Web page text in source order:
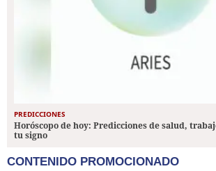
PREDICCIONES
Horóscopo de hoy: Predicciones de salud,
tu signo
CONTENIDO PROMOCIONADO